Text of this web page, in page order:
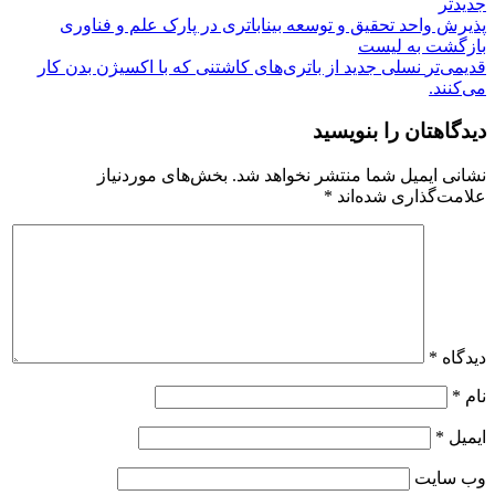
جدیدتر
پذیرش واحد تحقیق و توسعه بیناباتری در پارک علم و فناوری
بازگشت به لیست
قدیمی‌تر نسلی جدید از باتری‌های کاشتنی که با اکسیژن بدن کار
می‌کنند.
دیدگاهتان را بنویسید
نشانی ایمیل شما منتشر نخواهد شد. بخش‌های موردنیاز
علامت‌گذاری شده‌اند *
دیدگاه *
نام *
ایمیل *
وب‌ سایت